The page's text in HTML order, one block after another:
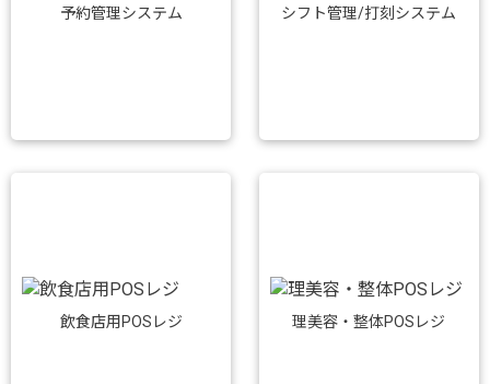
予約管理システム シフト管理/打刻システム
飲食店用POSレジ 理美容・整体POSレジ